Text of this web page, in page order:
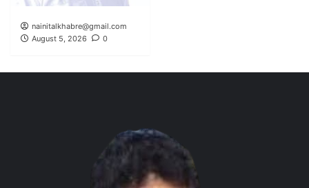
nainitalkhabre@gmail.com
August 5, 2026
0